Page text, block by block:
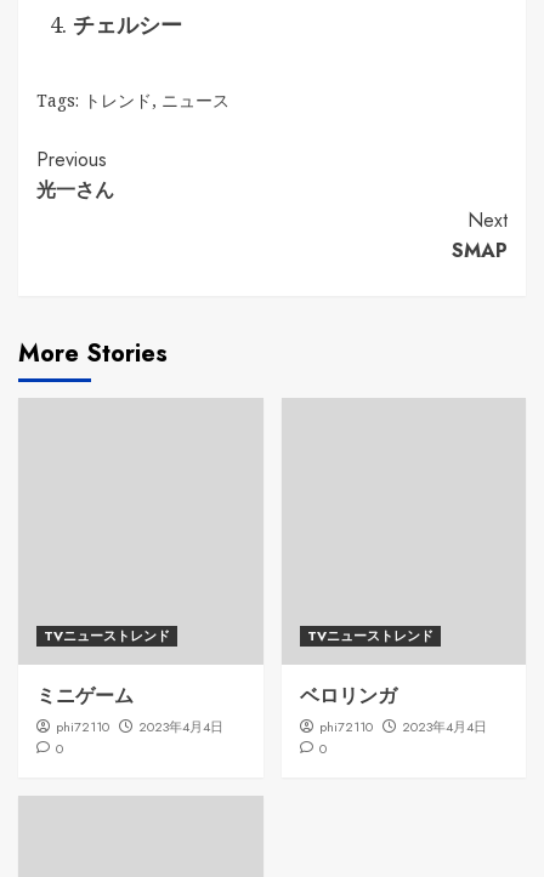
チェルシー
Tags: トレンド, ニュース
Continue
Reading
Previous
光一さん
Next
SMAP
More Stories
TVニューストレンド
ミニゲーム
phi72110
2023年4月4日
0
TVニューストレンド
ベロリンガ
phi72110
2023年4月4日
0